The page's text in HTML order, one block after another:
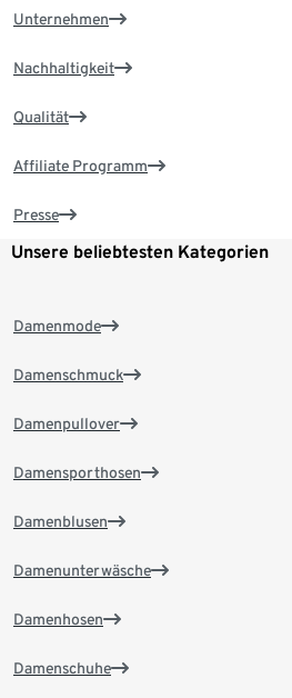
Unternehmen
Nachhaltigkeit
Qualität
Affiliate Programm
Presse
Unsere beliebtesten Kategorien
Damenmode
Damenschmuck
Damenpullover
Damensporthosen
Damenblusen
Damenunterwäsche
Damenhosen
Damenschuhe